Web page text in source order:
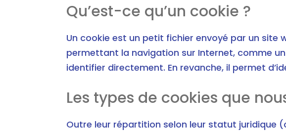
Qu’est-ce qu’un cookie ?
Un cookie est un petit fichier envoyé par un
permettant la navigation sur Internet, comme
identifier directement. En revanche, il permet
Les types de cookies que
Outre leur répartition selon leur statut juridique